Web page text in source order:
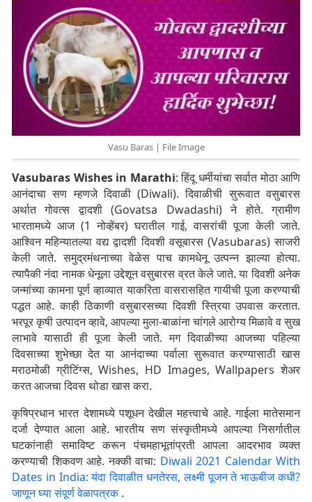
Vasu Baras | File Image
Vasubaras Wishes in Marathi: हिंदू धर्मीयांचा सर्वात मोठा आणि
आनंदाचा सण म्हणजे दिवाळी (Diwali). दिवाळीची सुरूवात वसुबारस
अर्थात गोवत्स द्वादशी (Govatsa Dwadashi) ने होते. ग्रामीण
भारतामध्ये आज (1 नोव्हेंबर) घरातील गाई, वासरांची पूजा केली जाते.
आश्विन महिन्यातल्या वद्य द्वादशी दिवशी वसूबारस (Vasubaras) साजरी
केली जाते. समुद्रमंथनाच्या वेळेस पाच कामधेनू उत्पन्न झाल्या होत्या.
त्यापैकी नंदा नामक धेनूला उद्देशून वसुबारस व्रत केले जाते. या दिवशी अनेक
जन्मांच्या कामना पूर्ण व्हाव्यात याकरिता वासरासहित गायीची पूजा करण्याची
पद्धत आहे. काही ठिकाणी वसुबारसच्या दिवशी स्त्रिया उपवास करतात.
भरपूर कृषी उत्पादन व्हावे, आपल्या मुला-बाळांना चांगले आरोग्य मिळावे व सुख
लाभावे यासाठी ही पूजा केली जाते. मग दिवाळीच्या आजच्या पहिल्या
दिवसाच्या शुभेच्छा देत या आनंदाच्या पर्वाला सुरूवात करण्यासाठी खास
मराठमोळी ग्रीटिंग्स, Wishes, HD Images, Wallpapers शेअर
करत आजचा दिवस थोडा खास करा.
कृषिप्रधान भारत देशामध्ये पशूधन देखील महत्त्वाचे आहे. गाईला मातेसमान
दर्जा देण्‍यात आला आहे. भारतीय सण संस्कृतीमध्ये आपल्या निसर्गातील
घटकांनाही समाविष्ट करून पंचमहाभूतांप्रती आपला आदरभाव व्यक्त
करण्याची शिकवण आहे. नक्की वाचा: Diwali 2021 Calendar With
Dates in India: यंदा दिवाळीत धनतेरस, लक्ष्मी पूजन ते भाऊबीज कधी?
जाणून घ्या संपूर्ण वेळापत्रक.